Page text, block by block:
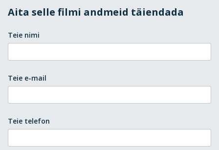
Aita selle filmi andmeid täiendada
Teie nimi
Teie e-mail
Teie telefon